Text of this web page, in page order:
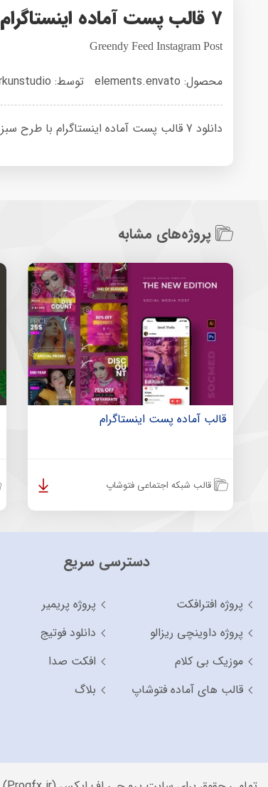
7 قالب پست آماده اینستاگرام با طرح سبز
Greendy Feed Instagram Post
محصول: elements.envato توسط: karkunstudio
دانلود 7 قالب پست آماده اینستاگرام با طرح سبز برای فتوشاپ با حجم 7 مگابایت در
پروژه‌های مشابه
قالب آماده پست اینستاگرام
قالب شبکه اجتماعی فتوشاپ
دسترسی سریع
پروژه افترافکت
پروژه پریمیر
پروژه داوینچی ریزالو
دانلود فوتیج
موزیک بی کلام
افکت صدا
قالب های آماده فتوشاپ
بلاگ